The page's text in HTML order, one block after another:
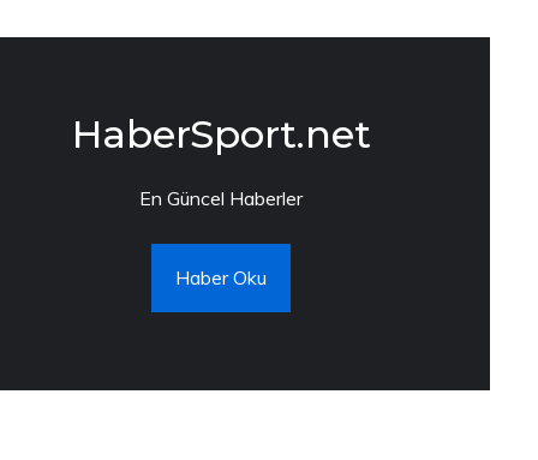
HaberSport.net
En Güncel Haberler
Haber Oku